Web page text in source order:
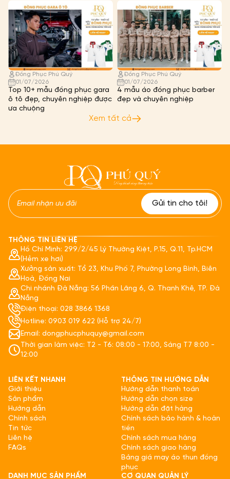
Đồng Phục Phú Quý
01/07/2026
Top 10+ mẫu đồng phục gara
ô tô đẹp, chuyên nghiệp được
ưa chuộng
Đồng Phục Phú Quý
01/07/2026
4 mẫu áo đồng phục barber
đẹp và chuyên nghiệp
Xem tất cả
THÔNG TIN LIÊN HỆ
Hồ Chí Minh: 299/2/45 Lý Thường Kiệt, P.15, Q.11, Tp.HCM
(Hẻm xe hơi)
Xưởng sản xuất: Tổ 23, Khu Phố 7, Phường Long Bình, Biên
Hoà, Đồng Nai
Chi nhánh Đà Nẵng: 56 Phần Lăng 6, Q. Thanh Khê, TP. Đà
Nẵng
Điện thoại: 028 3866 1368
Hotline: 0903 019 622 (Hỗ trợ 24/7)
Email: dongphucphuquy@gmail.com
Thời gian làm việc: T2 - T6: 08:00 - 17:00, Sáng T7 8:00 -
12:00
LIÊN KẾT NHANH
Giới thiệu
Sản phẩm
Hướng dẫn
Chính sách
Tin tức
Liên hệ
FAQs
THÔNG TIN HƯỚNG DẪN
Hướng dẫn thanh toán
Hướng dẫn chọn size
Hướng dẫn đặt hàng
Chính sách bảo hành & hoàn
tiền
Chính sách mua hàng
Chính sách giao hàng
Bảng giá may áo thun đồng
phục
DANH MỤC SẢN PHẨM
CƠ QUAN QUẢN LÝ